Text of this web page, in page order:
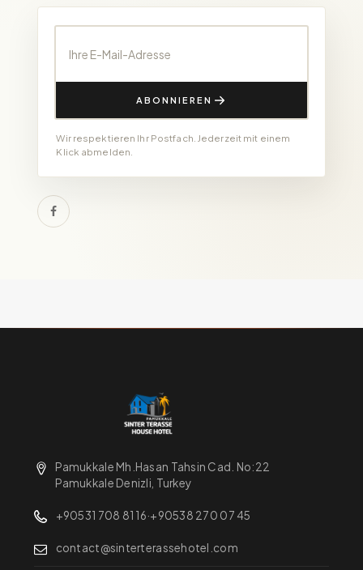
ABONNIEREN
Wir respektieren Ihr Postfach. Jederzeit mit einem
Klick abmelden.
Pamukkale Mh.Hasan Tahsin Cad. No:22
Pamukkale Denizli, Turkey
+90531 708 81 16·+90538 270 07 45
contact@sinterterassehotel.com